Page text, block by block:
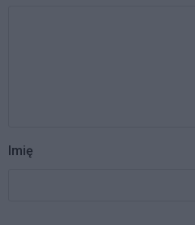
Imię